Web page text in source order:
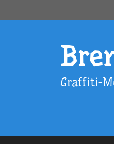
Inhalt
Graffiti-